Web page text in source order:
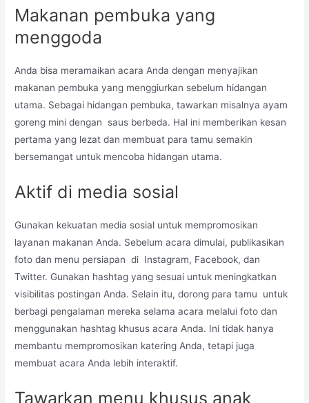
Makanan pembuka yang
menggoda
Anda bisa meramaikan acara Anda dengan menyajikan
makanan pembuka yang menggiurkan sebelum hidangan
utama. Sebagai hidangan pembuka, tawarkan misalnya ayam
goreng mini dengan saus berbeda. Hal ini memberikan kesan
pertama yang lezat dan membuat para tamu semakin
bersemangat untuk mencoba hidangan utama.
Aktif di media sosial
Gunakan kekuatan media sosial untuk mempromosikan
layanan makanan Anda. Sebelum acara dimulai, publikasikan
foto dan menu persiapan di Instagram, Facebook, dan
Twitter. Gunakan hashtag yang sesuai untuk meningkatkan
visibilitas postingan Anda. Selain itu, dorong para tamu untuk
berbagi pengalaman mereka selama acara melalui foto dan
menggunakan hashtag khusus acara Anda. Ini tidak hanya
membantu mempromosikan katering Anda, tetapi juga
membuat acara Anda lebih interaktif.
Tawarkan menu khusus anak